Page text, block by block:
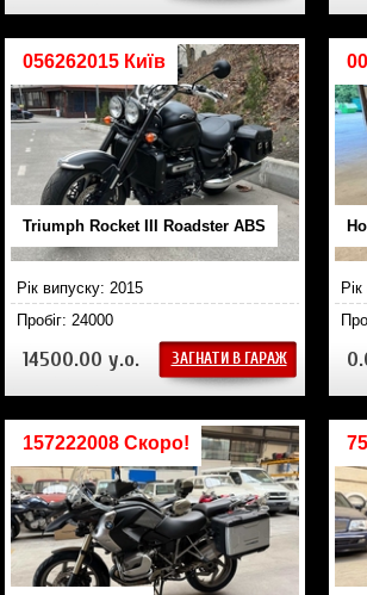
056262015 Київ
Triumph Rocket III Roadster ABS
Рік випуску: 2015
Пробіг: 24000
14500.00 у.о. ЗАГНАТИ В ГАРАЖ
157222008 Скоро!